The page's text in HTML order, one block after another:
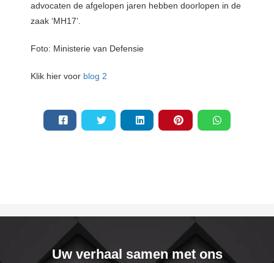
advocaten de afgelopen jaren hebben doorlopen in de
zaak ‘MH17’.
Foto: Ministerie van Defensie
Klik hier voor blog 2
Uw verhaal samen met ons